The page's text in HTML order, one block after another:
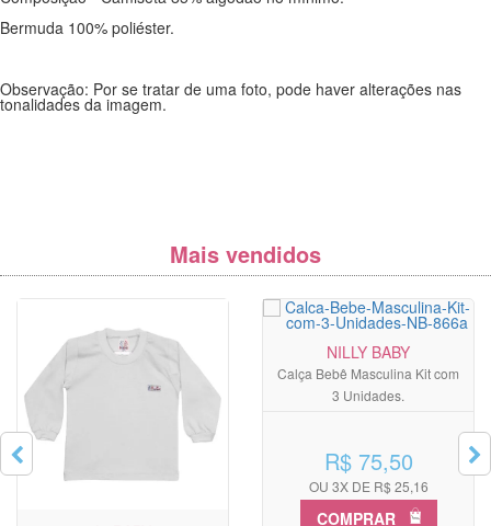
Bermuda 100% poliéster.
Observação: Por se tratar de uma foto, pode haver alterações nas
tonalidades da imagem.
Mais vendidos
NILLY BABY
Calça Bebê Masculina Kit com
3 Unidades.
R$ 75,50
OU 3X DE R$ 25,16
COMPRAR